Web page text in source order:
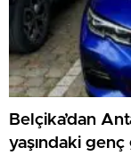
Belçika’dan
yaşındaki